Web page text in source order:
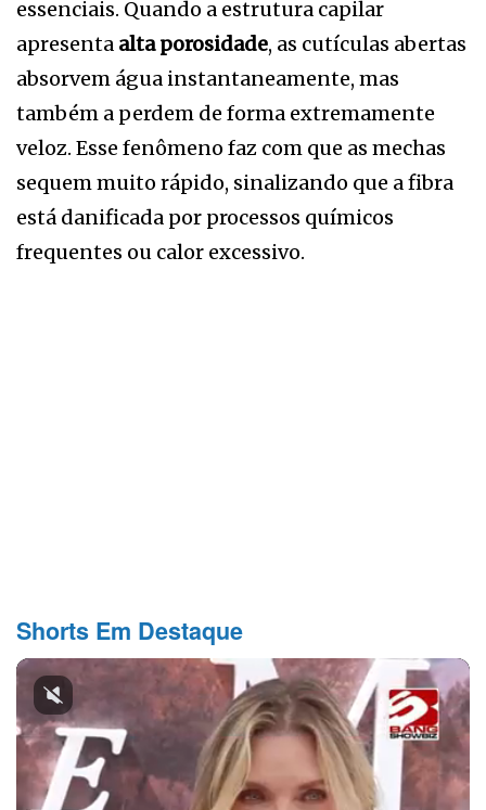
essenciais. Quando a estrutura capilar
apresenta alta porosidade, as cutículas abertas
absorvem água instantaneamente, mas
também a perdem de forma extremamente
veloz. Esse fenômeno faz com que as mechas
sequem muito rápido, sinalizando que a fibra
está danificada por processos químicos
frequentes ou calor excessivo.
Shorts Em Destaque